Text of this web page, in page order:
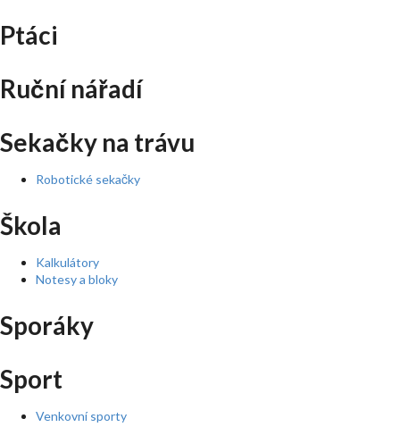
Ptáci
Ruční nářadí
Sekačky na trávu
Robotické sekačky
Škola
Kalkulátory
Notesy a bloky
Sporáky
Sport
Venkovní sporty